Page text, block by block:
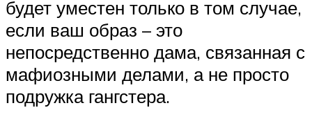
будет уместен только в том случае,
если ваш образ – это
непосредственно дама, связанная с
мафиозными делами, а не просто
подружка гангстера.